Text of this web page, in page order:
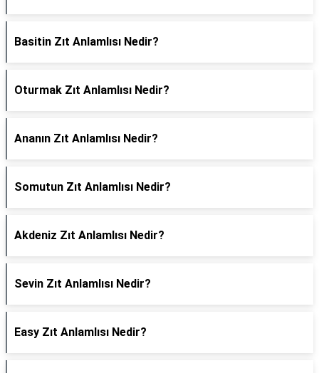
Basitin Zıt Anlamlısı Nedir?
Oturmak Zıt Anlamlısı Nedir?
Ananın Zıt Anlamlısı Nedir?
Somutun Zıt Anlamlısı Nedir?
Akdeniz Zıt Anlamlısı Nedir?
Sevin Zıt Anlamlısı Nedir?
Easy Zıt Anlamlısı Nedir?